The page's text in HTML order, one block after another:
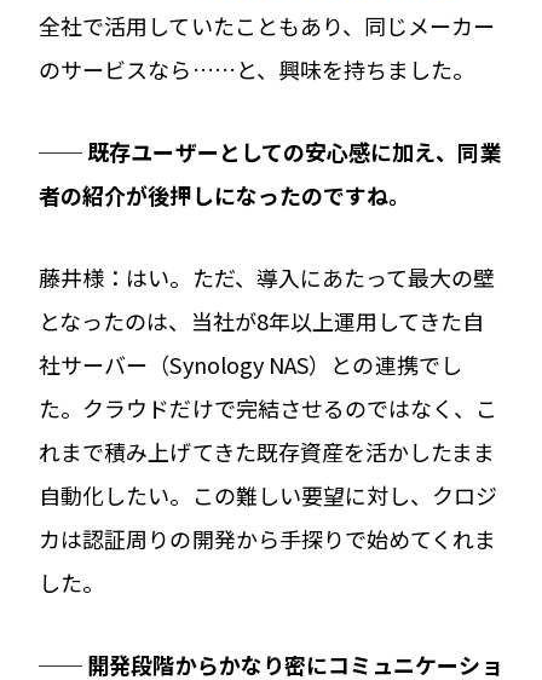
全社で活用していたこともあり、同じメーカー
のサービスなら……と、興味を持ちました。
── 既存ユーザーとしての安心感に加え、同業
者の紹介が後押しになったのですね。
藤井様：はい。ただ、導入にあたって最大の壁
となったのは、当社が8年以上運用してきた自
社サーバー（Synology NAS）との連携でし
た。クラウドだけで完結させるのではなく、こ
れまで積み上げてきた既存資産を活かしたまま
自動化したい。この難しい要望に対し、クロジ
カは認証周りの開発から手探りで始めてくれま
した。
── 開発段階からかなり密にコミュニケーショ